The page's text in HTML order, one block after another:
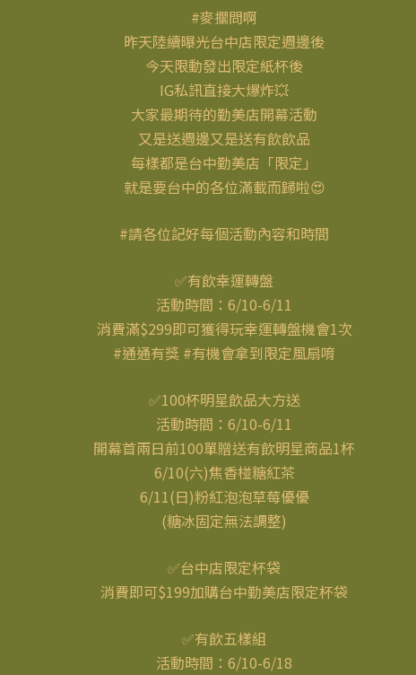
#麥擱問啊
昨天陸續曝光台中店限定週邊後
今天限動發出限定紙杯後
IG私訊直接大爆炸💥
大家最期待的勤美店開幕活動
又是送週邊又是送有飲飲品
每樣都是台中勤美店「限定」
就是要台中的各位滿載而歸啦😍
#請各位記好每個活動內容和時間
✅有飲幸運轉盤
活動時間：6/10-6/11
消費滿$299即可獲得玩幸運轉盤機會1次
#通通有獎 #有機會拿到限定風扇唷
✅100杯明星飲品大方送
活動時間：6/10-6/11
開幕首兩日前100單贈送有飲明星商品1杯
6/10(六)焦香椪糖紅茶
6/11(日)粉紅泡泡草莓優優
(糖冰固定無法調整)
✅台中店限定杯袋
消費即可$199加購台中勤美店限定杯袋
✅有飲五樣組
活動時間：6/10-6/18